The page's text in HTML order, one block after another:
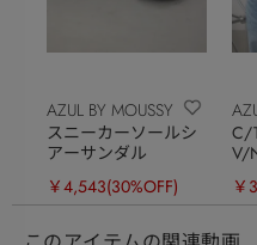
AZUL BY MOUSSY
スニーカーソールシ
アーサンダル
￥4,543(30%OFF)
C/
V/
￥